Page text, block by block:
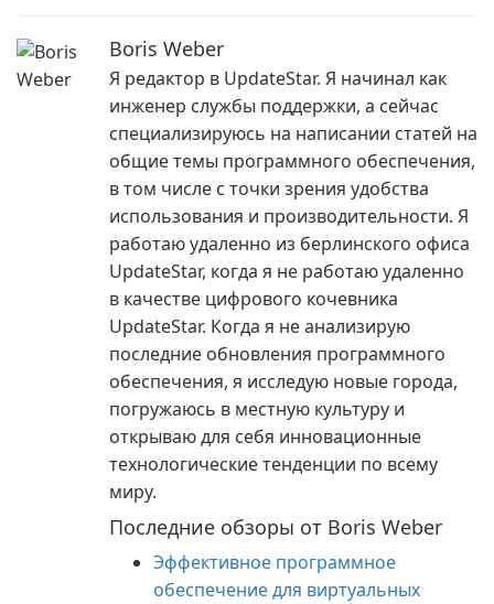
Boris Weber
Я редактор в UpdateStar. Я начинал как
инженер службы поддержки, а сейчас
специализируюсь на написании статей на
общие темы программного обеспечения,
в том числе с точки зрения удобства
использования и производительности. Я
работаю удаленно из берлинского офиса
UpdateStar, когда я не работаю удаленно
в качестве цифрового кочевника
UpdateStar. Когда я не анализирую
последние обновления программного
обеспечения, я исследую новые города,
погружаюсь в местную культуру и
открываю для себя инновационные
технологические тенденции по всему
миру.
Последние обзоры от Boris Weber
Эффективное программное
обеспечение для виртуальных